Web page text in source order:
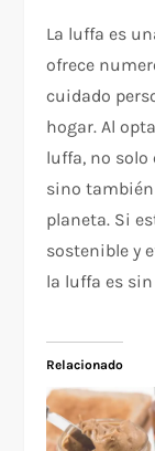
La luffa es
ofrece
cuidado
hogar. Al
luffa, no
sino
planeta. Si
sostenible y
la luffa es
Relacionado